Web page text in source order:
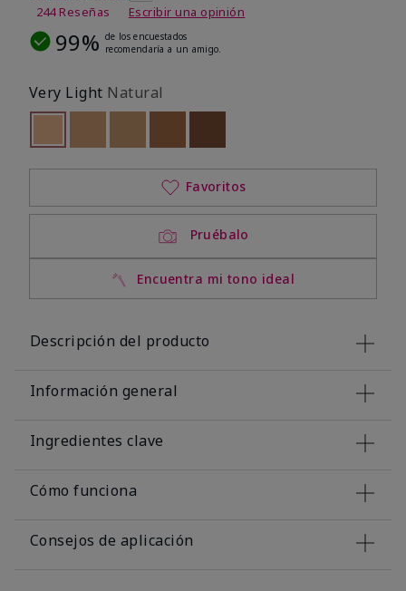
244 Reseñas
Escribir una opinión
99% de los encuestados
recomendaría a un amigo.
Very Light Natural
seleccionado
Out of stock
Pruébalo
Encuentra mi tono ideal
Favoritos
Descripción del producto
Información general
Ingredientes clave
Cómo funciona
Consejos de aplicación